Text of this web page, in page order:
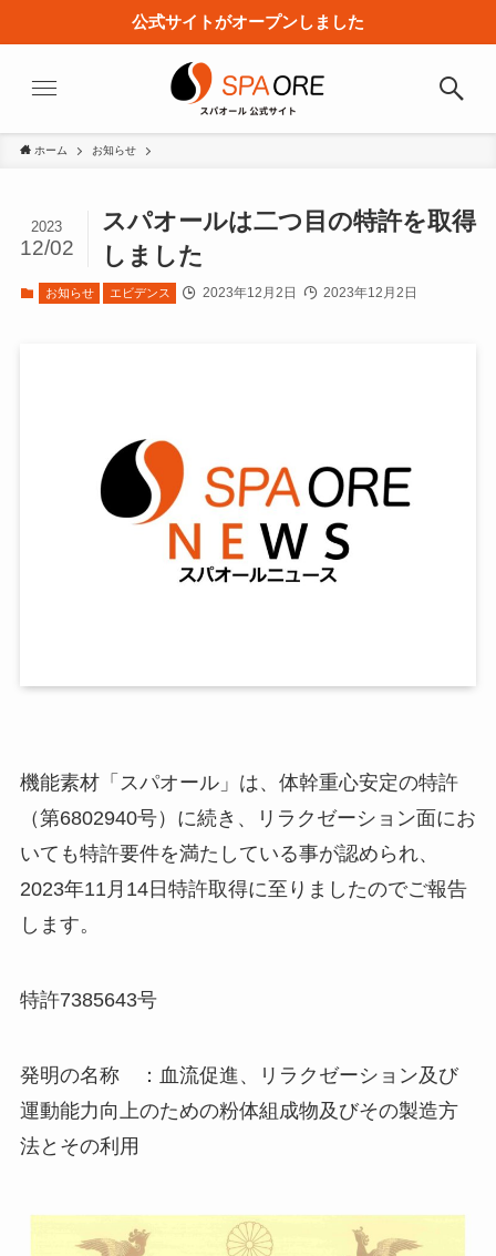
公式サイトがオープンしました
ホーム お知らせ
スパオールは二つ目の特許を取得
しました
2023
12/02
お知らせ エビデンス 2023年12月2日 2023年12月2日
機能素材「スパオール」は、体幹重心安定の特許
（第6802940号）に続き、リラクゼーション面にお
いても特許要件を満たしている事が認められ、
2023年11月14日特許取得に至りましたのでご報告
します。
特許7385643号
発明の名称 ：血流促進、リラクゼーション及び
運動能力向上のための粉体組成物及びその製造方
法とその利用